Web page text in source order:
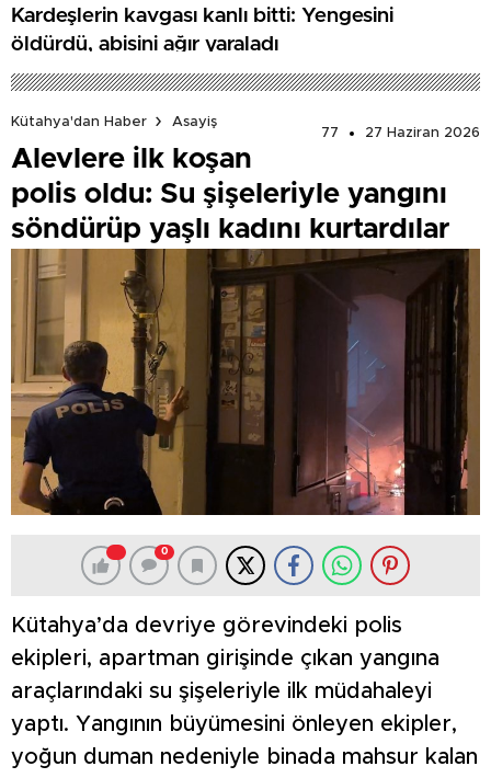
Kardeşlerin kavgası kanlı bitti: Yengesini
öldürdü, abisini ağır yaraladı
Kütahya'dan Haber
Asayiş
77
27 Haziran 2026
Alevlere ilk koşan
polis oldu: Su şişeleriyle yangını
söndürüp yaşlı kadını kurtardılar
0
Kütahya’da devriye görevindeki polis
ekipleri, apartman girişinde çıkan yangına
araçlarındaki su şişeleriyle ilk müdahaleyi
yaptı. Yangının büyümesini önleyen ekipler,
yoğun duman nedeniyle binada mahsur kalan